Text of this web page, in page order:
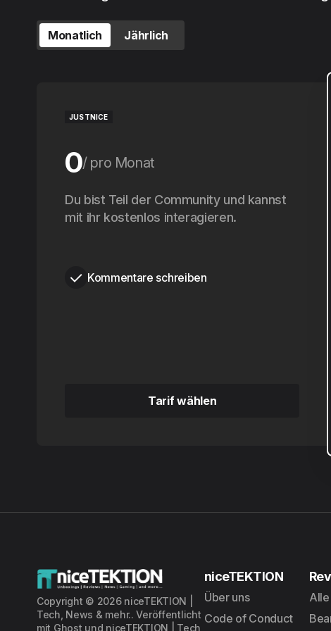
Monatlich Jährlich
JUSTNICE
0 pro Monat
0 pro Jahr
Du bist Teil der Community und kannst
mit ihr kostenlos interagieren.
Kommentare schreiben
Tarif wählen
Copyright © 2026 niceTEKTION |
Tech, News & mehr.. Veröffentlicht
mit Ghost und niceTEKTION | Tech,
niceTEKTION
Über uns
Code of Conduct